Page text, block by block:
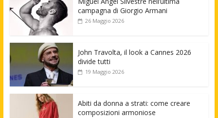
campagna di Giorgio Armani
26 Maggio 2026
John Travolta, il look a Cannes 2026
divide tutti
19 Maggio 2026
Abiti da donna a strati: come creare
composizioni armoniose